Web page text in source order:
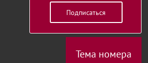
Тема номера
Подписаться